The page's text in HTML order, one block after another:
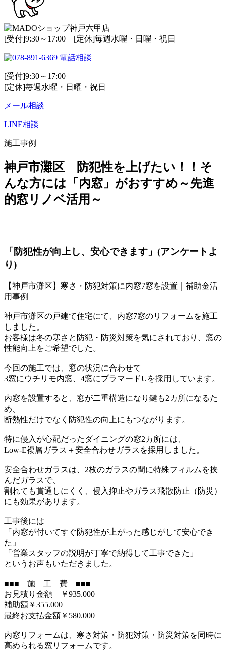
[受付]9:30～17:00 [定休]毎週水曜・日曜・祝日
電話相談
[受付]9:30～17:00
[定休]毎週水曜・日曜・祝日
メール相談
LINE相談
施工事例
神戸市灘区 防犯性を上げたい！！そ
んな方には「内窓」がおすすめ～先進
的窓リノベ活用～
「防犯性が向上し、安心できます」(アンケートよ
り)
【神戸市灘区】寒さ・防犯対策に内窓7窓を設置｜補助金活
用事例
神戸市灘区の戸建て住宅にて、内窓7窓のリフォームを施工
しました。
お客様は冬の寒さと防犯・防災対策を気にされており、窓の
性能向上をご希望でした。
今回の施工では、窓の状況に合わせて
3窓にウチリモ内窓、4窓にプラマードUを採用しています。
内窓を設置すると、窓が二重構造になり鍵も2カ所になるた
め、
断熱性だけでなく防犯性の向上にもつながります。
特に侵入が心配だったダイニングの窓2カ所には、
Low-E複層ガラス＋安全合わせガラスを採用しました。
安全合わせガラスは、2枚のガラスの間に特殊フィルムを挟
んだガラスで、
割れても貫通しにくく、侵入抑止やガラス飛散防止（防災）
にも効果があります。
工事後には
「内窓が付いてすぐ防犯性が上がった感じがして安心でき
た」
「営業スタッフの説明が丁寧で納得して工事できた」
というお声もいただきました。
■■■ 施 工 費 ■■■
お見積り金額 ￥935.000
補助額￥355.000
最終お支払金額￥580.000
内窓リフォームは、寒さ対策・防犯対策・防災対策を同時に
高められる窓リフォームです。